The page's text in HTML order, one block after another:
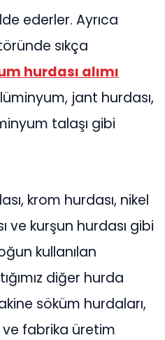
ederler. Ayrıca
sıkça
hurdası alımı
jant hurdası,
talaşı gibi
krom hurdası, nikel
ve kurşun hurdası gibi
kullanılan
diğer hurda
söküm hurdaları,
ve fabrika üretim